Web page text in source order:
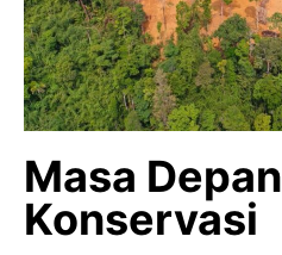
Masa Depan
Konservasi